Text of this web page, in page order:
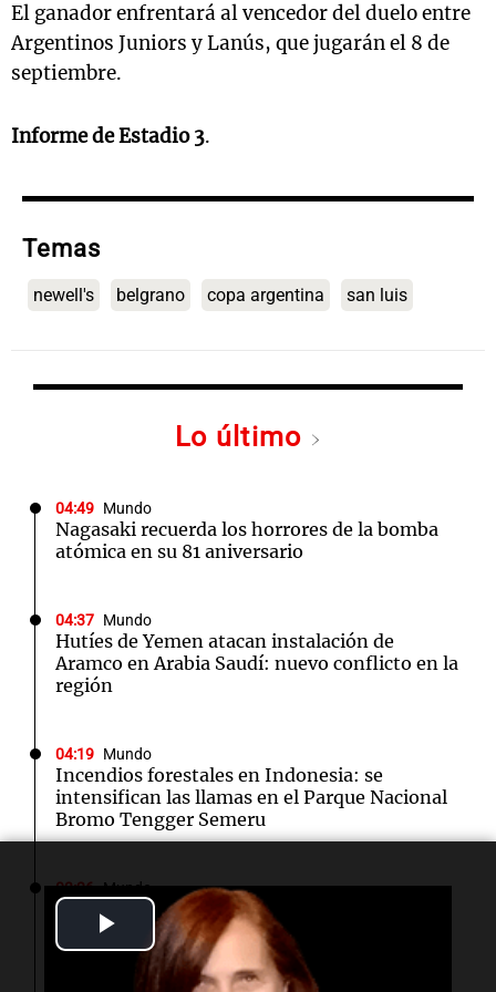
Play
Video
El ganador enfrentará al vencedor del duelo entre
Argentinos Juniors y Lanús, que jugarán el 8 de
septiembre.
Informe de Estadio 3.
Temas
newell's belgrano copa argentina san luis
Lo último
04:49 Mundo
Nagasaki recuerda los horrores de la bomba
atómica en su 81 aniversario
04:37 Mundo
Hutíes de Yemen atacan instalación de
Aramco en Arabia Saudí: nuevo conflicto en la
región
04:19 Mundo
Incendios forestales en Indonesia: se
intensifican las llamas en el Parque Nacional
Bromo Tengger Semeru
03:26 Mundo
Chipre iniciará suministro de gas natural a
Europa en marzo de 2028, según su ministro
de Energía